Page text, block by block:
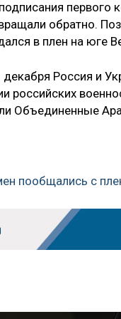
первого
обратно.
в плен на юге
декабря Россия и
российских
Объединенные
пообщались с